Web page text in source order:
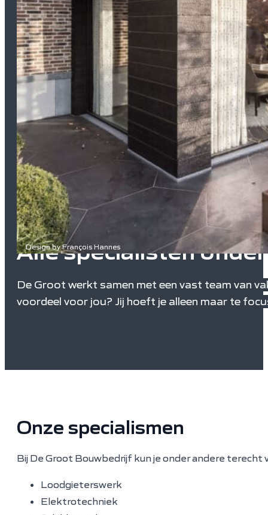
Design by François Hannes
Alle specialisten
De Groot werkt samen met een vast team van
voordeel voor jou? Jij hoeft je alleen maar te
Onze specialismen
Bij De Groot Bouwbedrijf kun je onder andere terecht
Loodgieterswerk
Elektrotechniek